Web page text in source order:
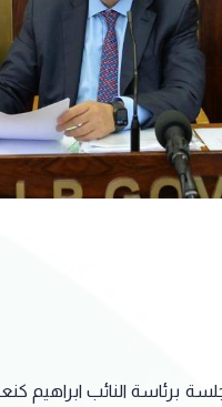
برئاسة النائب